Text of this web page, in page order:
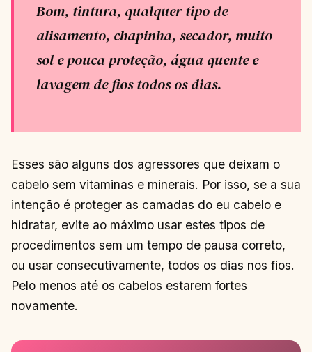
Bom, tintura, qualquer tipo de
alisamento, chapinha, secador, muito
sol e pouca proteção, água quente e
lavagem de fios todos os dias.
Esses são alguns dos agressores que deixam o
cabelo sem vitaminas e minerais. Por isso, se a sua
intenção é proteger as camadas do eu cabelo e
hidratar, evite ao máximo usar estes tipos de
procedimentos sem um tempo de pausa correto,
ou usar consecutivamente, todos os dias nos fios.
Pelo menos até os cabelos estarem fortes
novamente.